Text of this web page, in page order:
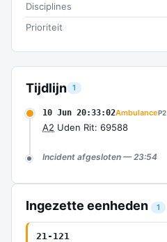
Tijdlijn 1
10 Jun 20:33:02AmbulanceP2
A2 Uden Rit: 69588
Incident afgesloten — 23:54
Ingezette eenheden 1
21-121
Disciplines
Prioriteit